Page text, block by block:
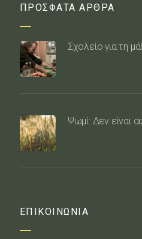
ΠΡΟΣΦΑΤΑ ΑΡΘΡΑ
Σχολείο για τη
Ψωμί: Δεν είναι
ΕΠΙΚΟΙΝΩΝΙΑ